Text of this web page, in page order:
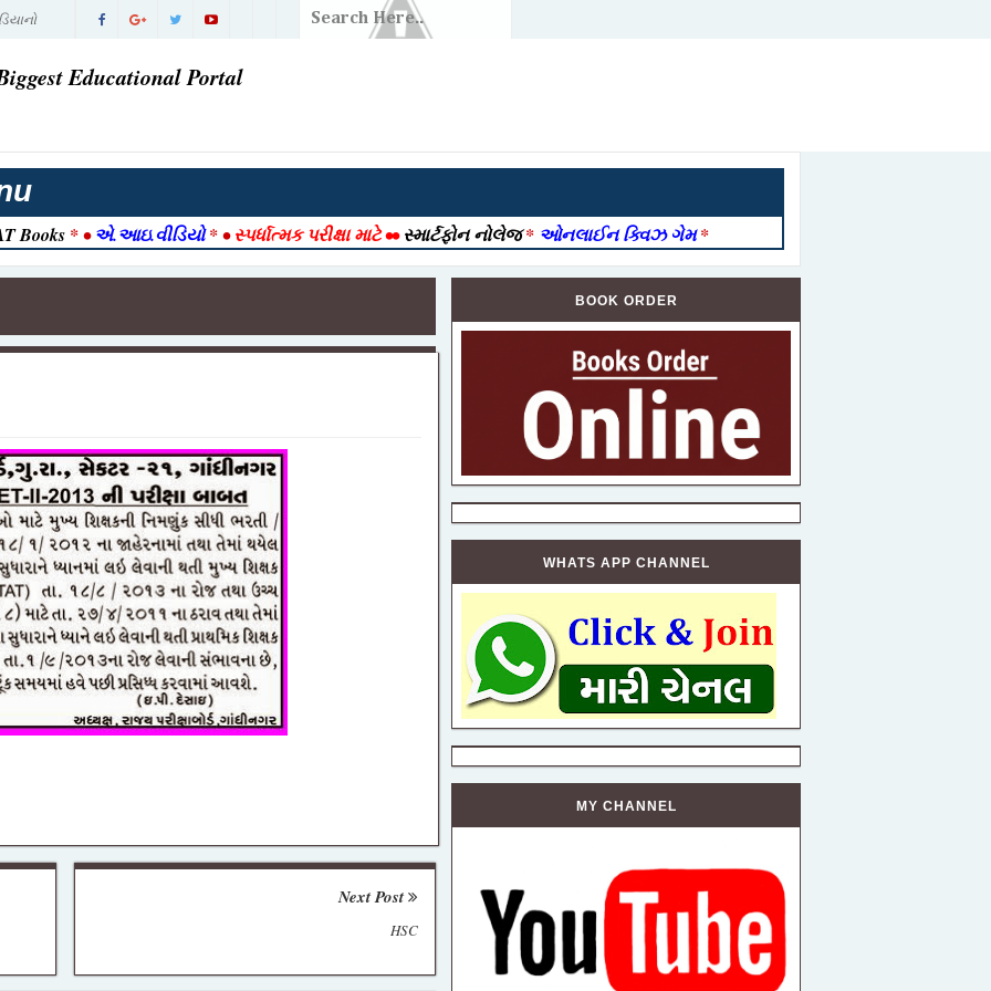
|
ગઈ
2026
આવી ગઈ
|
Detail
કેન્દ્રીય
ભરતી
PDF
ધોરણ 1
Educational Portal
Books * •એ.આઇ.વીડિયો* •સ્પર્ધાત્મક પરીક્ષા માટે••સ્માર્ટફોન નોલેજ* ઓનલાઈન ક્વિઝ ગેમ*
Next Post
HSC
BOOK ORDER
WHATS APP CHANNEL
MY CHANNEL